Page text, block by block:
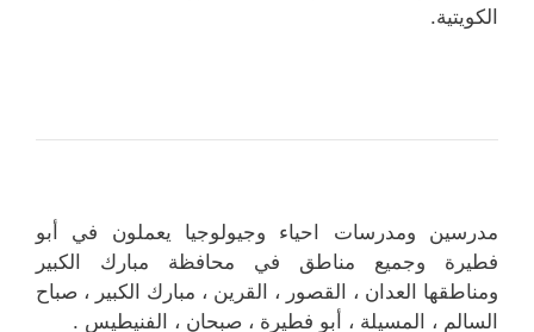
الكويتية.
مدرسين ومدرسات احياء وجيولوجيا يعملون في أبو
فطيرة وجميع مناطق في محافظة مبارك الكبير
ومناطقها العدان ، القصور ، القرين ، مبارك الكبير ، صباح
السالم ، المسيلة ، أبو فطيرة ، صبحان ، الفنيطيس .